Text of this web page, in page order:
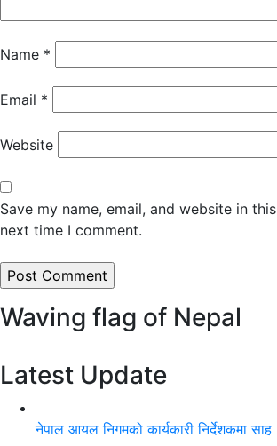
Name *
Email *
Website
Save my name, email, and website in
next time I comment.
Waving flag of Nepal
Latest Update
नेपाल आयल निगमको कार्यकारी निर्देशकमा साह